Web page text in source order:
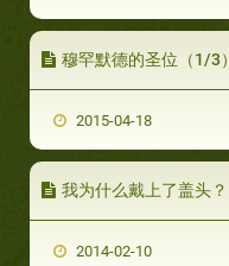
穆罕默德的圣位（1/3
2015-04-18
我为什么戴上了盖头？
2014-02-10